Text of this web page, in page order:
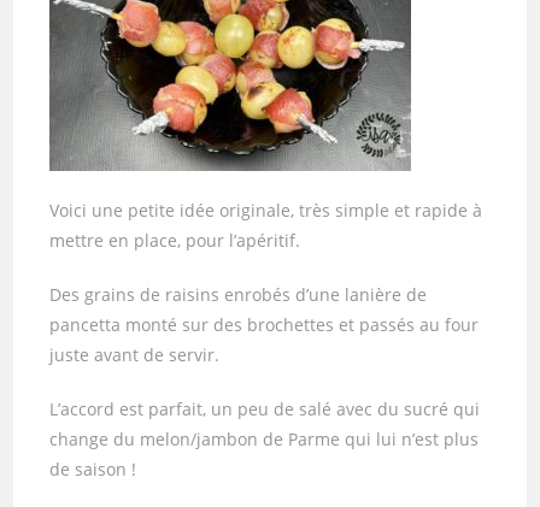
Voici une petite idée originale, très simple et rapide à
mettre en place, pour l’apéritif.
Des grains de raisins enrobés d’une lanière de
pancetta monté sur des brochettes et passés au four
juste avant de servir.
L’accord est parfait, un peu de salé avec du sucré qui
change du melon/jambon de Parme qui lui n’est plus
de saison !